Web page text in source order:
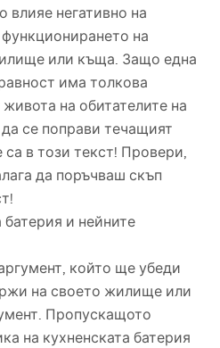
влияе негативно на
на
или къща. Защо една
има толкова
на обитателите на
се поправи течащият
в този текст! Провери,
да поръчваш скъп
и нейните
който ще убеди
на своето жилище или
Пропускащото
на кухненската батерия